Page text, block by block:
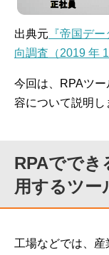
出典元 『帝国デ
向調査（2019 年
今回は、RPAツ
容について説明し
RPAででき
用するツー
工場などでは、